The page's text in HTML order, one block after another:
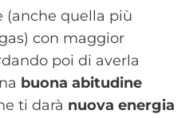
(anche quella più
con maggior
poi di averla
buona abitudine
ti darà nuova energia